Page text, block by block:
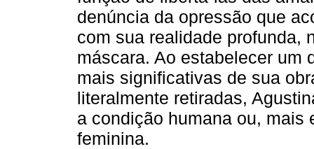
denúncia da opressão que
com sua realidade profunda,
máscara. Ao estabelecer um
mais significativas de sua
literalmente retiradas,
a condição humana ou, mais
feminina.